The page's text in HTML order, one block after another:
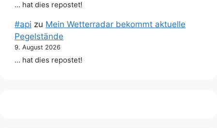
… hat dies repostet!
#api zu Mein Wetterradar bekommt aktuelle
Pegelstände
9. August 2026
… hat dies repostet!